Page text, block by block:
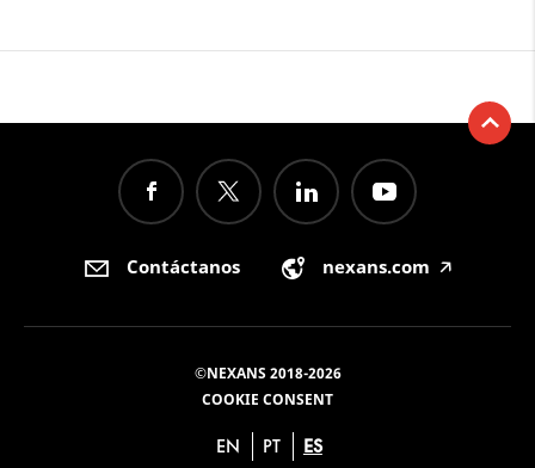
Contáctanos nexans.com 🡥
©NEXANS 2018-2026
COOKIE CONSENT
EN PT ES